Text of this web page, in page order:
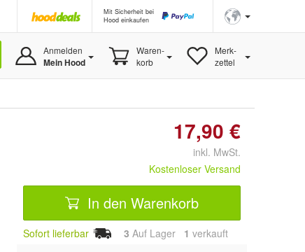
Mit Sicherheit bei
Hood einkaufen
Anmelden
Mein Hood
Waren-
korb
Merk-
zettel
17,90 €
inkl. MwSt.
Kostenloser Versand
In den Warenkorb
Sofort lieferbar 3 Auf Lager 1 verkauft